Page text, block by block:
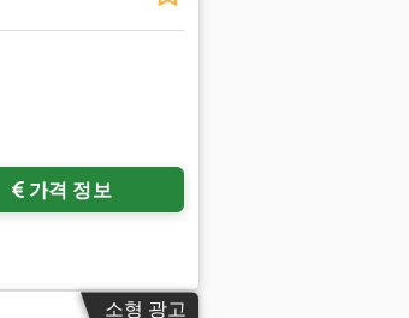
가격 정보
소형 광고